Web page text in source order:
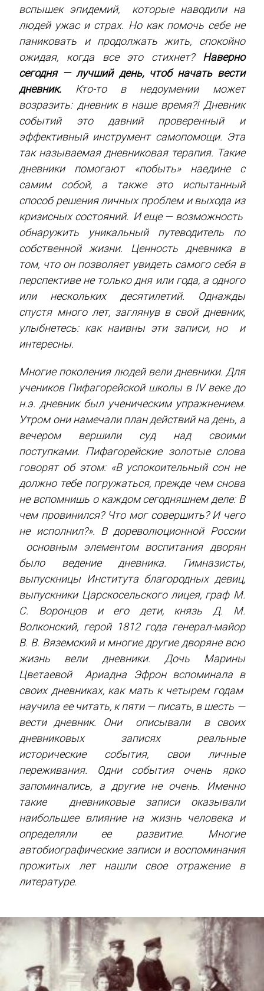
вспышек эпидемий, которые наводили на
людей ужас и страх. Но как помочь себе не
паниковать и продолжать жить, спокойно
ожидая, когда все это стихнет? Наверно
сегодня — лучший день, чтоб начать вести
дневник. Кто-то в недоумении может
возразить: дневник в наше время?! Дневник
событий это давний проверенный и
эффективный инструмент самопомощи. Эта
так называемая дневниковая терапия. Такие
дневники помогают «побыть» наедине с
самим собой, а также это испытанный
способ решения личных проблем и выхода из
кризисных состояний. И еще — возможность
обнаружить уникальный путеводитель по
собственной жизни. Ценность дневника в
том, что он позволяет увидеть самого себя в
перспективе не только дня или года, а одного
или нескольких десятилетий.
Однажды
спустя много лет, заглянув в свой дневник,
улыбнетесь: как наивны эти записи, но и
интересны.
Многие поколения людей вели дневники. Для
учеников Пифагорейской школы в IV веке до
н.э. дневник был ученическим упражнением.
Утром они намечали план действий на день, а
вечером вершили суд над своими
поступками. Пифагорейские золотые слова
говорят об этом: «В успокоительный сон не
должно тебе погружаться, прежде чем снова
не вспомнишь о каждом сегодняшнем деле: В
чем провинился? Что мог совершить? И чего
не исполнил?». В дореволюционной России
основным элементом воспитания дворян
было ведение дневника. Гимназисты,
выпускницы Института благородных девиц,
выпускники Царскосельского лицея, граф М.
С. Воронцов и его дети, князь Д. М.
Волконский, герой 1812 года генерал-майор
В. В. Вяземский и многие другие дворяне всю
жизнь вели дневники. Дочь Марины
Цветаевой Ариадна Эфрон вспоминала в
своих дневниках, как мать к четырем годам
научила ее читать, к пяти — писать, в шесть —
вести дневник. Они описывали в своих
дневниковых записях реальные
исторические события, свои личные
переживания. Одни события очень ярко
запоминались, а другие не очень. Именно
такие дневниковые записи оказывали
наибольшее влияние на жизнь человека и
определяли ее развитие. Многие
автобиографические записи и воспоминания
прожитых лет нашли свое отражение в
литературе.